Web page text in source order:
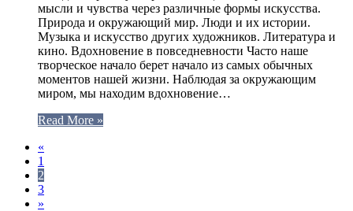
мысли и чувства через различные формы искусства.
Природа и окружающий мир. Люди и их истории.
Музыка и искусство других художников. Литература и
кино. Вдохновение в повседневности Часто наше
творческое начало берет начало из самых обычных
моментов нашей жизни. Наблюдая за окружающим
миром, мы находим вдохновение…
Read More »
«
1
2
3
»